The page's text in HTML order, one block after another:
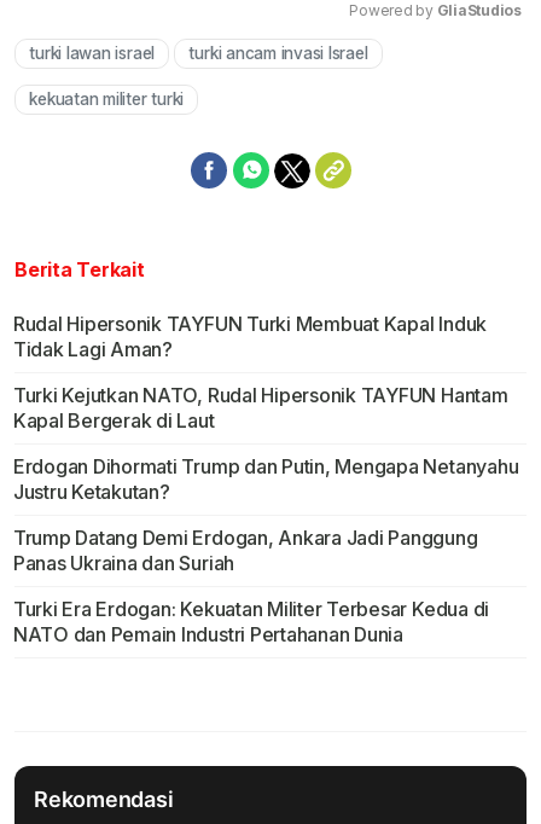
Powered by GliaStudios
turki lawan israel turki ancam invasi Israel
kekuatan militer turki
Berita Terkait
Rudal Hipersonik TAYFUN Turki Membuat Kapal Induk
Tidak Lagi Aman?
Turki Kejutkan NATO, Rudal Hipersonik TAYFUN Hantam
Kapal Bergerak di Laut
Erdogan Dihormati Trump dan Putin, Mengapa Netanyahu
Justru Ketakutan?
Trump Datang Demi Erdogan, Ankara Jadi Panggung
Panas Ukraina dan Suriah
Turki Era Erdogan: Kekuatan Militer Terbesar Kedua di
NATO dan Pemain Industri Pertahanan Dunia
Rekomendasi